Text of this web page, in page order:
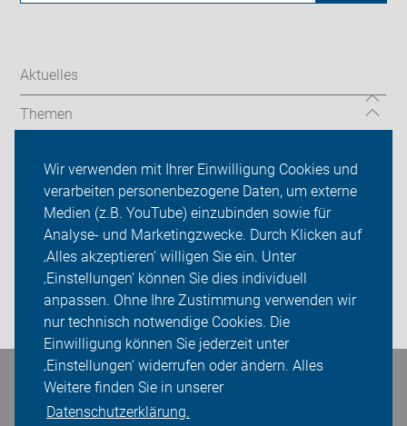
Wir verwenden mit Ihrer Einwilligung Cookies und
verarbeiten personenbezogene Daten, um externe
Medien (z.B. YouTube) einzubinden sowie für
Analyse- und Marketingzwecke. Durch Klicken auf
‚Alles akzeptieren‘ willigen Sie ein. Unter
‚Einstellungen‘ können Sie dies individuell
anpassen. Ohne Ihre Zustimmung verwenden wir
nur technisch notwendige Cookies. Die
Einwilligung können Sie jederzeit unter
‚Einstellungen‘ widerrufen oder ändern. Alles
Weitere finden Sie in unserer
Datenschutzerklärung.
Aktuelles
Themen
ADFC Dormagen
Sei dabei
Presse
Login
Bleiben Sie in Kontakt